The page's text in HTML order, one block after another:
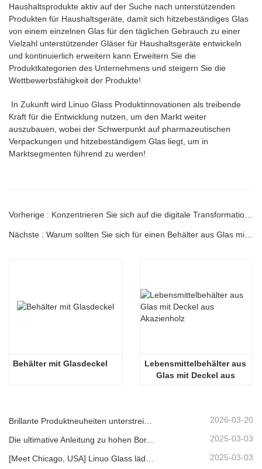
Haushaltsprodukte aktiv auf der Suche nach unterstützenden
Produkten für Haushaltsgeräte, damit sich hitzebeständiges Glas
von einem einzelnen Glas für den täglichen Gebrauch zu einer
Vielzahl unterstützender Gläser für Haushaltsgeräte entwickeln
und kontinuierlich erweitern kann Erweitern Sie die
Produktkategorien des Unternehmens und steigern Sie die
Wettbewerbsfähigkeit der Produkte!
In Zukunft wird Linuo Glass Produktinnovationen als treibende
Kraft für die Entwicklung nutzen, um den Markt weiter
auszubauen, wobei der Schwerpunkt auf pharmazeutischen
Verpackungen und hitzebeständigem Glas liegt, um in
Marktsegmenten führend zu werden!
Behälter mit Glasdeckel
Lebensmittelbehälter aus
Glas mit Deckel aus
2026-03-20
2025-03-03
[Meet Chicago, USA] Linuo Glass lädt Sie ein, sich in Chicago inspirierte Heimshow zu versammeln! 2025-03-03